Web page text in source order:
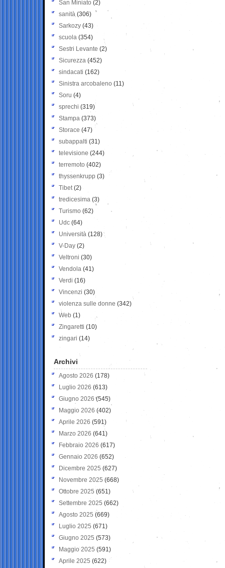
San Miniato (2)
sanità (306)
Sarkozy (43)
scuola (354)
Sestri Levante (2)
Sicurezza (452)
sindacati (162)
Sinistra arcobaleno (11)
Soru (4)
sprechi (319)
Stampa (373)
Storace (47)
subappalti (31)
televisione(244)
terremoto (402)
thyssenkrupp (3)
Tibet(2)
tredicesima (3)
Turismo (62)
Udc (64)
Università (128)
V-Day (2)
Veltroni (30)
Vendola (41)
Verdi (16)
Vincenzi (30)
violenza sulle donne (342)
Web (1)
Zingaretti (10)
zingari (14)
Archivi
Agosto 2026 (178)
Luglio 2026 (613)
Giugno 2026 (545)
Maggio 2026 (402)
Aprile 2026 (591)
Marzo 2026 (641)
Febbraio 2026 (617)
Gennaio 2026 (652)
Dicembre 2025 (627)
Novembre 2025 (668)
Ottobre 2025 (651)
Settembre 2025 (662)
Agosto 2025 (669)
Luglio 2025 (671)
Giugno 2025 (573)
Maggio 2025 (591)
Aprile 2025 (622)